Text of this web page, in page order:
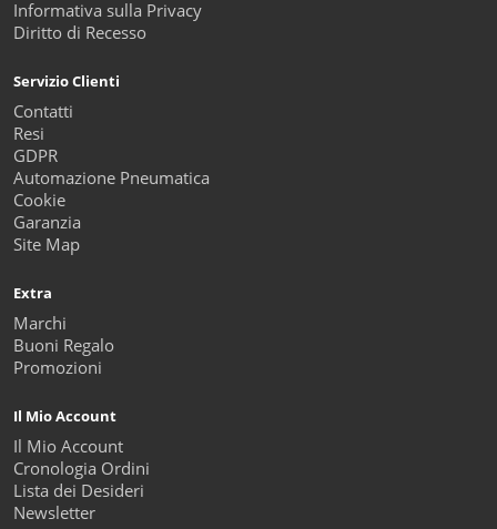
Informativa sulla Privacy
Diritto di Recesso
Servizio Clienti
Contatti
Resi
GDPR
Automazione Pneumatica
Cookie
Garanzia
Site Map
Extra
Marchi
Buoni Regalo
Promozioni
Il Mio Account
Il Mio Account
Cronologia Ordini
Lista dei Desideri
Newsletter